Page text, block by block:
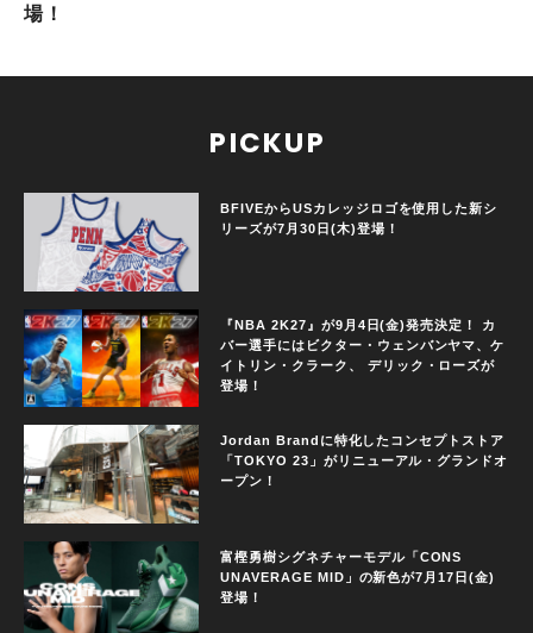
場！
PICKUP
BFIVEからUSカレッジロゴを使用した新シ
リーズが7月30日(木)登場！
『NBA 2K27』が9月4日(金)発売決定！ カ
バー選手にはビクター・ウェンバンヤマ、ケ
イトリン・クラーク、 デリック・ローズが
登場！
Jordan Brandに特化したコンセプトストア
「TOKYO 23」がリニューアル・グランドオ
ープン！
富樫勇樹シグネチャーモデル「CONS
UNAVERAGE MID」の新色が7月17日(金)
登場！